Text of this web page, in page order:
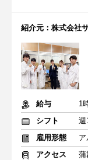
紹介元：株式会社
給与
1
シフト
雇用形態
ア
アクセス
蒲